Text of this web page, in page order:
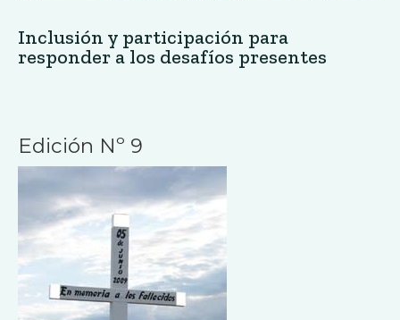
Inclusión y participación para
responder a los desafíos presentes
Edición Nº 9